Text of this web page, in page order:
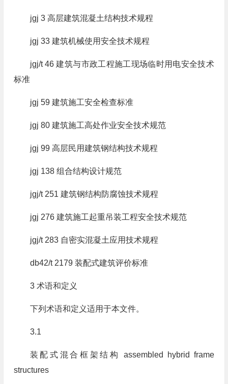
jgj 3 高层建筑混凝土结构技术规程
jgj 33 建筑机械使用安全技术规程
jgj/t 46 建筑与市政工程施工现场临时用电安全技术
标准
jgj 59 建筑施工安全检查标准
jgj 80 建筑施工高处作业安全技术规范
jgj 99 高层民用建筑钢结构技术规程
jgj 138 组合结构设计规范
jgj/t 251 建筑钢结构防腐蚀技术规程
jgj 276 建筑施工起重吊装工程安全技术规范
jgj/t 283 自密实混凝土应用技术规程
db42/t 2179 装配式建筑评价标准
3 术语和定义
下列术语和定义适用于本文件。
3.1
装配式混合框架结构 assembled hybrid frame
structures